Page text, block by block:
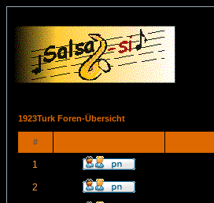
1923Turk Foren-Übersicht
#
1
2